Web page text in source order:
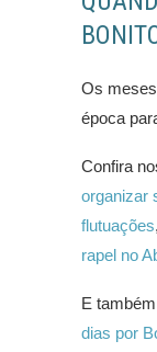
Os
época
Confira
organizar
flutuações
rapel no
E
dias por